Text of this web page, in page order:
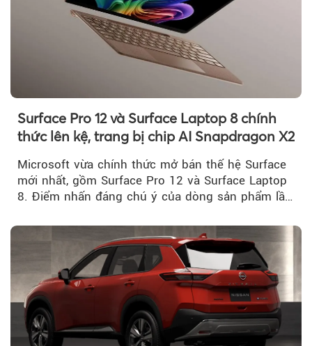
Surface Pro 12 và Surface Laptop 8 chính
thức lên kệ, trang bị chip AI Snapdragon X2
Microsoft vừa chính thức mở bán thế hệ Surface
mới nhất, gồm Surface Pro 12 và Surface Laptop
8. Điểm nhấn đáng chú ý của dòng sản phẩm lần